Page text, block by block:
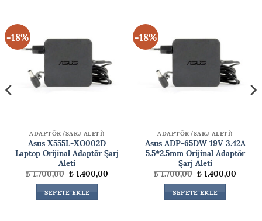
-18%
ADAPTÖR (ŞARJ ALETİ)
Asus X555L-XO002D
Laptop Orijinal Adaptör Şarj
Aleti
₺1.700,00Orijinal
fiyat:
₺ 1.700,00.
₺1.400,00
SEPETE EKLE
-18%
ADAPTÖR (ŞARJ ALETİ)
Asus ADP-65DW 19V 3.42A
5.5*2.5mm Orijinal Adaptör
Şarj Aleti
₺1.700,00Orijinal
fiyat:
₺ 1.700,00.
₺1.400,00
SEPETE EKLE